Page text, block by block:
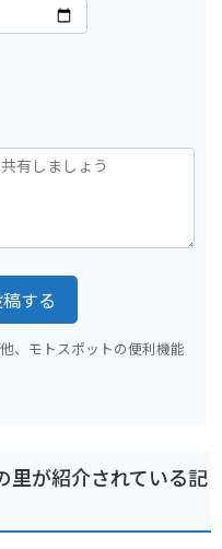
する
、モトスポットの便利機能
里が紹介されている記